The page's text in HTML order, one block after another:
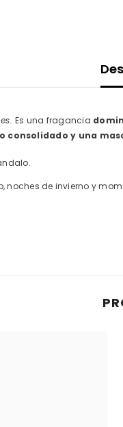
Es una fragancia
consolidado y una
noches de invierno y